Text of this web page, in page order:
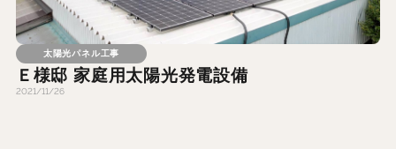
太陽光パネル工事
Ｅ様邸 家庭用太陽光発電設備
2021/11/26